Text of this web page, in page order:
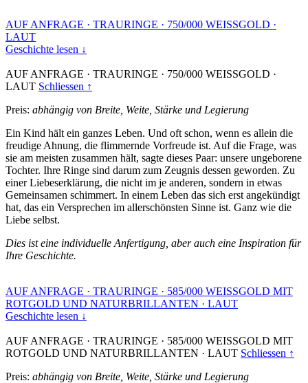
AUF ANFRAGE · TRAURINGE · 750/000 WEISSGOLD ·
LAUT
Geschichte lesen ↓
AUF ANFRAGE · TRAURINGE · 750/000 WEISSGOLD ·
LAUT Schliessen ↑
Preis: abhängig von Breite, Weite, Stärke und Legierung
Ein Kind hält ein ganzes Leben. Und oft schon, wenn es allein die
freudige Ahnung, die flimmernde Vorfreude ist. Auf die Frage, was
sie am meisten zusammen hält, sagte dieses Paar: unsere ungeborene
Tochter. Ihre Ringe sind darum zum Zeugnis dessen geworden. Zu
einer Liebeserklärung, die nicht im je anderen, sondern in etwas
Gemeinsamen schimmert. In einem Leben das sich erst angekündigt
hat, das ein Versprechen im allerschönsten Sinne ist. Ganz wie die
Liebe selbst.
Dies ist eine individuelle Anfertigung, aber auch eine Inspiration für
Ihre Geschichte.
AUF ANFRAGE · TRAURINGE · 585/000 WEISSGOLD MIT
ROTGOLD UND NATURBRILLANTEN · LAUT
Geschichte lesen ↓
AUF ANFRAGE · TRAURINGE · 585/000 WEISSGOLD MIT
ROTGOLD UND NATURBRILLANTEN · LAUT Schliessen ↑
Preis: abhängig von Breite, Weite, Stärke und Legierung